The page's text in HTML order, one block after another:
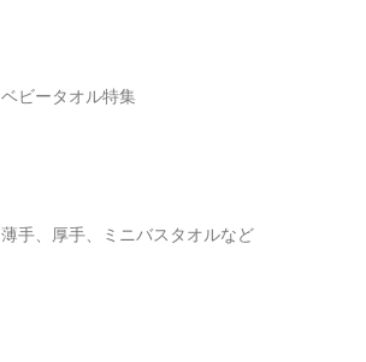
ベビータオル特集
薄手、厚手、ミニバスタオルなど